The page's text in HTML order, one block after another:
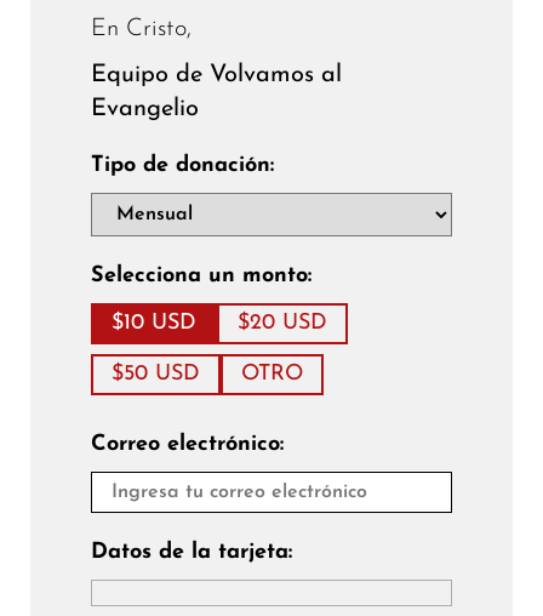
En Cristo,
Equipo de Volvamos al
Evangelio
Tipo de donación:
Selecciona un monto:
$10 USD $20 USD
$50 USD OTRO
Correo electrónico:
Datos de la tarjeta: